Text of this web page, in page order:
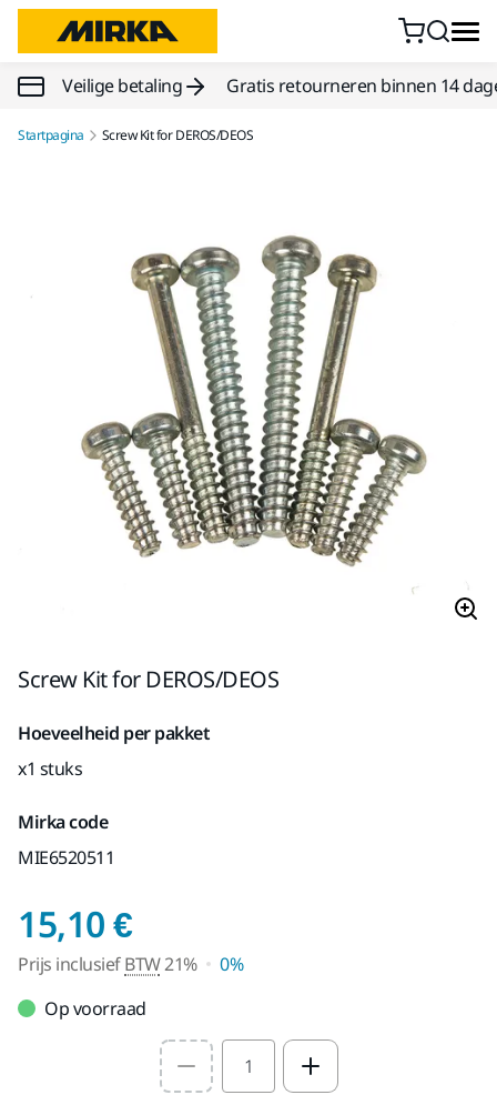
Doorgaan naar inhoud
Veilige betaling Gratis retourneren binnen 14
Startpagina Screw Kit for DEROS/DEOS
Screw Kit for DEROS/DEOS
Hoeveelheid per pakket
x1 stuks
Mirka code
MIE6520511
15,10 €Prijs inclusief BTW
Prijs inclusiefBTW21%
0%
Op voorraad
Select quantity value